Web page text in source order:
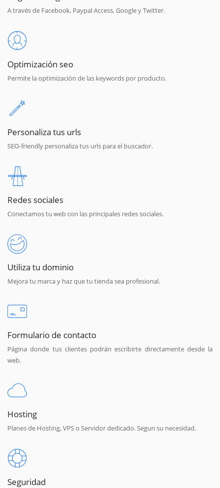
A través de Facebook, Paypal Access, Google y Twitter.
Optimización seo
Permite la optimización de las keywords por producto.
Personaliza tus urls
SEO-friendly personaliza tus urls para el buscador.
Redes sociales
Conectamos tu web con las principales redes sociales.
Utiliza tu dominio
Mejora tu marca y haz que tu tienda sea profesional.
Formulario de contacto
Página donde tus clientes podrán escribirte directamente desde la
web.
Hosting
Planes de Hosting, VPS o Servidor dedicado. Segun su necesidad.
Seguridad